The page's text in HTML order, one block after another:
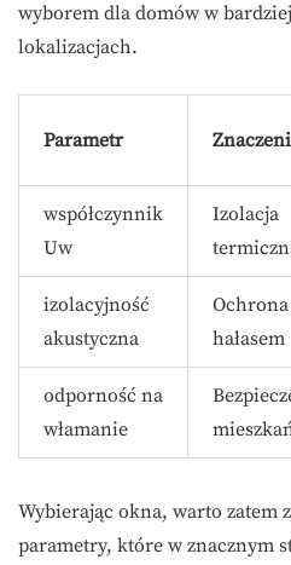
wyborem dla domów w
lokalizacjach.
Parametr
współczynnik
Uw
Izolacja
izolacyjność
akustyczna
hałasem
odporność na
włamanie
Wybierając okna, warto zatem
parametry, które w znacznym